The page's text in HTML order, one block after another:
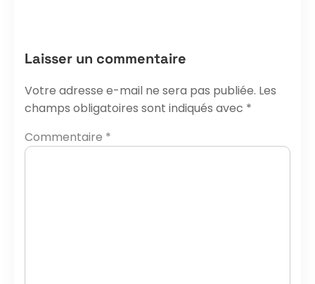
Laisser un commentaire
Votre adresse e-mail ne sera pas publiée. Les
champs obligatoires sont indiqués avec *
Commentaire *